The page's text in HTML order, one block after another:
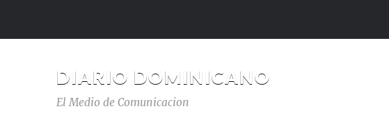
DIARIO DOMINICANO
El Medio de Comunicacion